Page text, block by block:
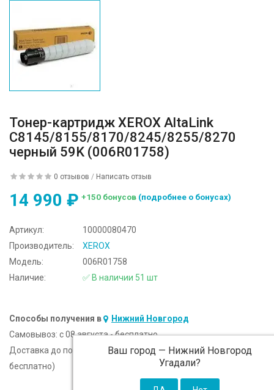
Тонер-картридж XEROX AltaLink
C8145/8155/8170/8245/8255/8270
черный 59K (006R01758)
0 отзывов / Написать отзыв
14 990 ₽ +150 бонусов (подробнее о бонусах)
Артикул:
10000080470
Производитель:
XEROX
Модель:
006R01758
Наличие:
✅ В наличии 51 шт
Способы получения в Нижний Новгород
Ваш город — Нижний Новгород
Угадали?
Самовывоз: c 08 августа - бесплатно
Доставка до подъезда:
c 08 августа - 300 ₽ (от 5 000 ₽
бесплатно)